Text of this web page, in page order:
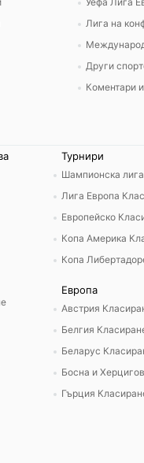
Лига на
Други
Коментари
Турнири
Шампионска
Лига Европа
Европейско
Копа Америка
Копа
Европа
Австрия
Белгия
Беларус
Босна и
Гърция